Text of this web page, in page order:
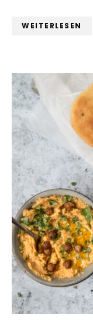
WEITERLESEN